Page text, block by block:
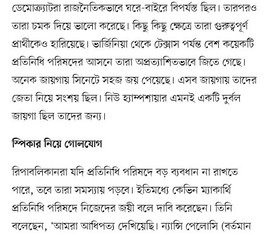
ডেমোক্র্যাটরা রাজনৈতিকভাবে ঘরে-বাইরে বিপর্যস্ত ছিল। তারপরও
তারা চমক দিয়ে ভালো করেছে। কিছু কিছু ক্ষেত্রে তারা গুরুত্বপূর্ণ
প্রার্থীকেও হারিয়েছে। ভার্জিনিয়া থেকে টেক্সাস পর্যন্ত বেশ কয়েকটি
প্রতিনিধি পরিষদের আসনে তারা অপ্রত্যাশিতভাবে জিতে গেছে।
অনেক জায়গায় সিনেটে সহজ জয় পেয়েছে। এসব জায়গায় তাদের
জেতা নিয়ে সংশয় ছিল। নিউ হ্যাম্পশায়ার এমনই একটি দুর্বল
জায়গা ছিল তাদের জন্য।
স্পিকার নিয়ে গোলযোগ
রিপাবলিকানরা যদি প্রতিনিধি পরিষদে বড় ব্যবধান না রাখতে
পারে, তবে তারা সমস্যায় পড়বে। ইতিমধ্যে কেভিন ম্যাকার্থি
প্রতিনিধি পরিষদে নিজেদের জয়ী বলে দাবি করেছেন। তিনি
বলেছেন, ‘আমরা আধিপত্য দেখিয়েছি। ন্যান্সি পেলোসি (বর্তমান